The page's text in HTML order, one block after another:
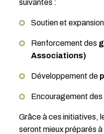
suivantes :
Soutien et
Renforcement des
Associations)
Développement de
Encouragement
Grâce à ces initiatives,
seront mieux préparés